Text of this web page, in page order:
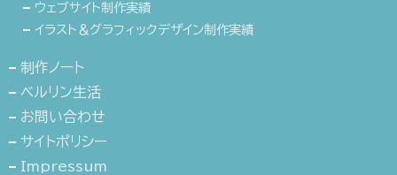
ウェブサイト制作実績
イラスト＆グラフィックデザイン制作実績
制作ノート
ベルリン生活
お問い合わせ
サイトポリシー
Impressum